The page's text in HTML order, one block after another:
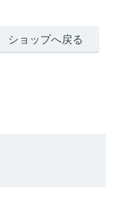
ショップへ戻る